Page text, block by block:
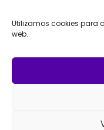
Utilizamos cookies para
web.
fundraising,
proyectos,
acompañando el
éxito en España,